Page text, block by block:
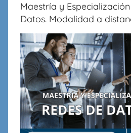
Maestría y
Datos. Modalidad a